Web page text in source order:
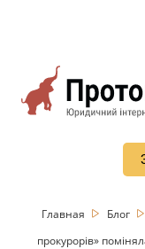
Главная Блог
прокурорів»